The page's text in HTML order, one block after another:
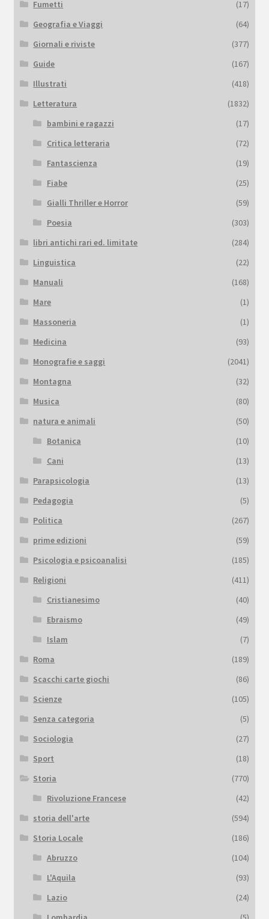
Fumetti
(17)
Geografia e Viaggi
(64)
Giornali e riviste
(377)
Guide
(167)
Illustrati
(418)
Letteratura
(1832)
bambini e ragazzi
(17)
Critica letteraria
(72)
Fantascienza
(19)
Fiabe
(25)
Gialli Thriller e Horror
(59)
Poesia
(303)
libri antichi rari ed. limitate
(284)
Linguistica
(22)
Manuali
(168)
Mare
(1)
Massoneria
(1)
Medicina
(93)
Monografie e saggi
(2041)
Montagna
(32)
Musica
(80)
natura e animali
(50)
Botanica
(10)
Cani
(13)
Parapsicologia
(13)
Pedagogia
(5)
Politica
(267)
prime edizioni
(59)
Psicologia e psicoanalisi
(185)
Religioni
(411)
Cristianesimo
(40)
Ebraismo
(49)
Islam
(7)
Roma
(189)
Scacchi carte giochi
(86)
Scienze
(105)
Senza categoria
(5)
Sociologia
(27)
Sport
(18)
Storia
(770)
Rivoluzione Francese
(42)
storia dell'arte
(594)
Storia Locale
(186)
Abruzzo
(104)
L'Aquila
(93)
Lazio
(24)